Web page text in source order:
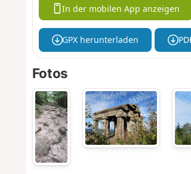
In der mobilen App anzeigen
GPX herunterladen
Fotos